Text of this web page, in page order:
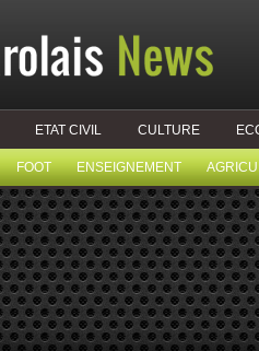
ETAT CIVIL CULTURE
FOOT ENSEIGNEMENT